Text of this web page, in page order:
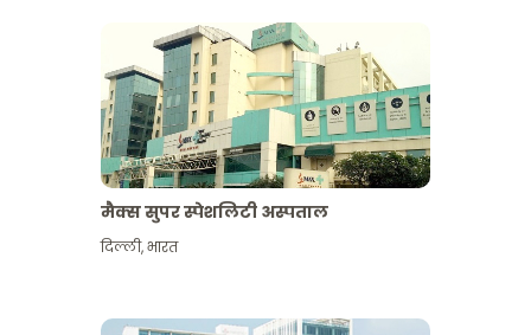
मैक्स सुपर स्पेशलिटी अस्पताल
दिल्ली,भारत